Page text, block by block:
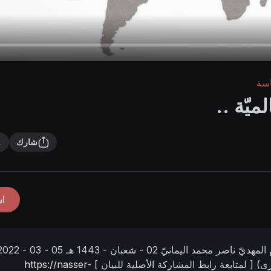
..
شارك
المهديّ ناصر محمد اليمانيّ 02 - شعبان - 1443 هـ
05 - 03 - 2022 مـ
[ لمتابعة رابط المشاركة الأصلية للبيان ] https://nasser-